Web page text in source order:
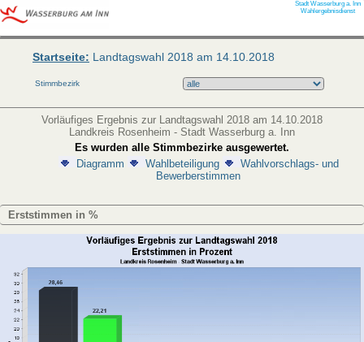
Stadt Wasserburg a. Inn
Wahlergebnisdienst
Startseite: Landtagswahl 2018 am 14.10.2018
Stimmbezirk
Vorläufiges Ergebnis zur Landtagswahl 2018 am 14.10.2018
Landkreis Rosenheim - Stadt Wasserburg a. Inn
Es wurden alle Stimmbezirke ausgewertet.
Diagramm
Wahlbeteiligung
Wahlvorschlags- und
Bewerberstimmen
Erststimmen in %